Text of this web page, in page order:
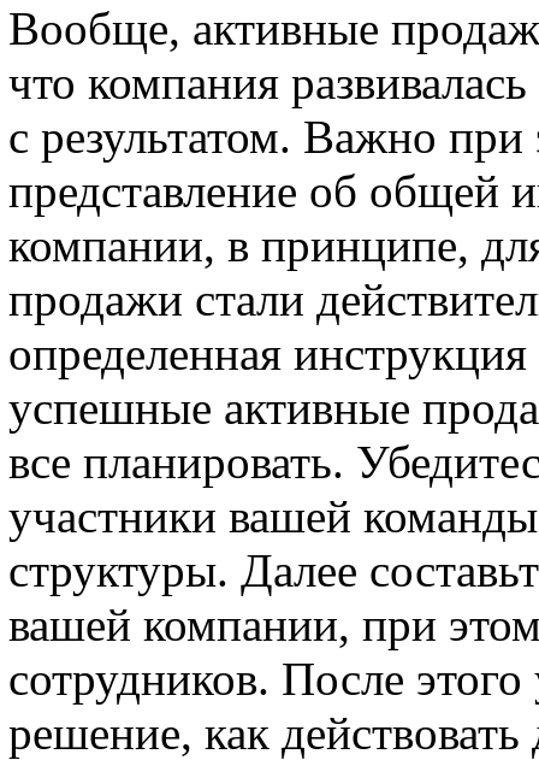
Вообще, активные
что компания
с результатом. Важно при
представление об общей
компании, в принципе,
продажи стали
определенная
успешные активные
все планировать.
участники вашей
структуры. Далее
вашей компании, при
сотрудников. После
решение, как